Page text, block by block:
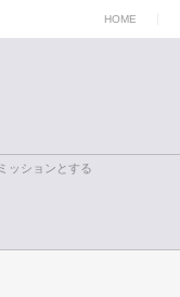
HOME
ッションとする